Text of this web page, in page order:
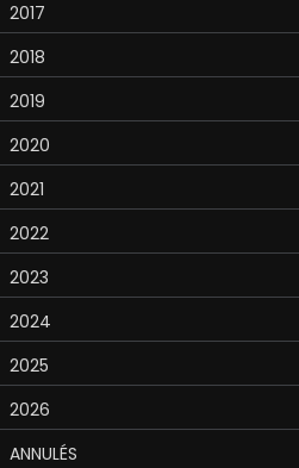
2017
2018
2019
2020
2021
2022
2023
2024
2025
2026
ANNULÉS